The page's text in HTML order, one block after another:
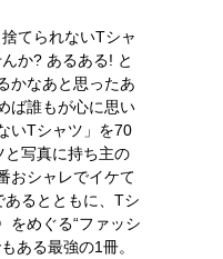
てられないTシャ
か? あるある! と
かなあと思ったあ
ば誰もが心に思い
いTシャツ」を70
写真に持ち主の
おシャレでイケて
あるとともに、Tシ
をめぐる“ファッシ
ある最強の1冊。